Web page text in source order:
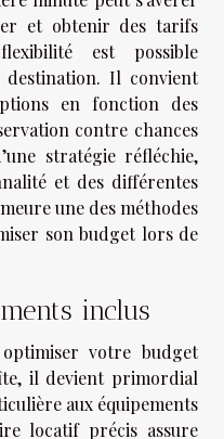
et obtenir des tarifs
est possible
Il convient
en fonction des
contre chances
stratégie réfléchie,
et des différentes
une des méthodes
son budget lors de
inclus
votre budget
il devient primordial
aux équipements
locatif précis assure